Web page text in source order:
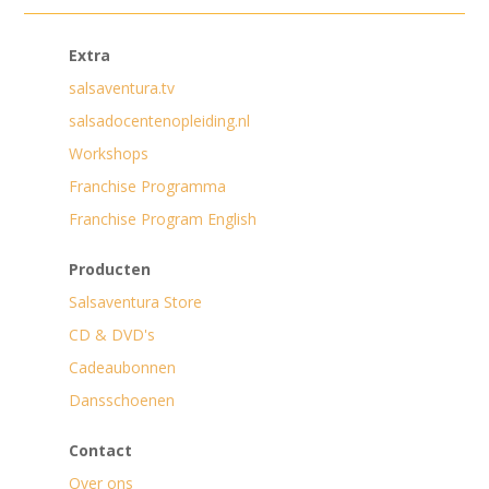
Extra
salsaventura.tv
salsadocentenopleiding.nl
Workshops
Franchise Programma
Franchise Program English
Producten
Salsaventura Store
CD & DVD's
Cadeaubonnen
Dansschoenen
Contact
Over ons